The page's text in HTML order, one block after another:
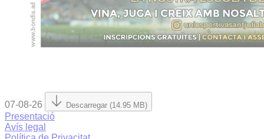
07-08-26 Descarregar (14.95 MB)
Presentació
Avís legal